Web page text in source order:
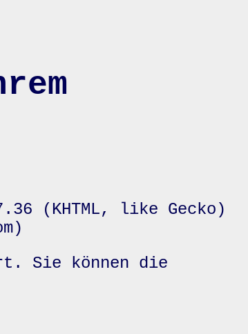
(KHTML, like Gecko)
Sie können die